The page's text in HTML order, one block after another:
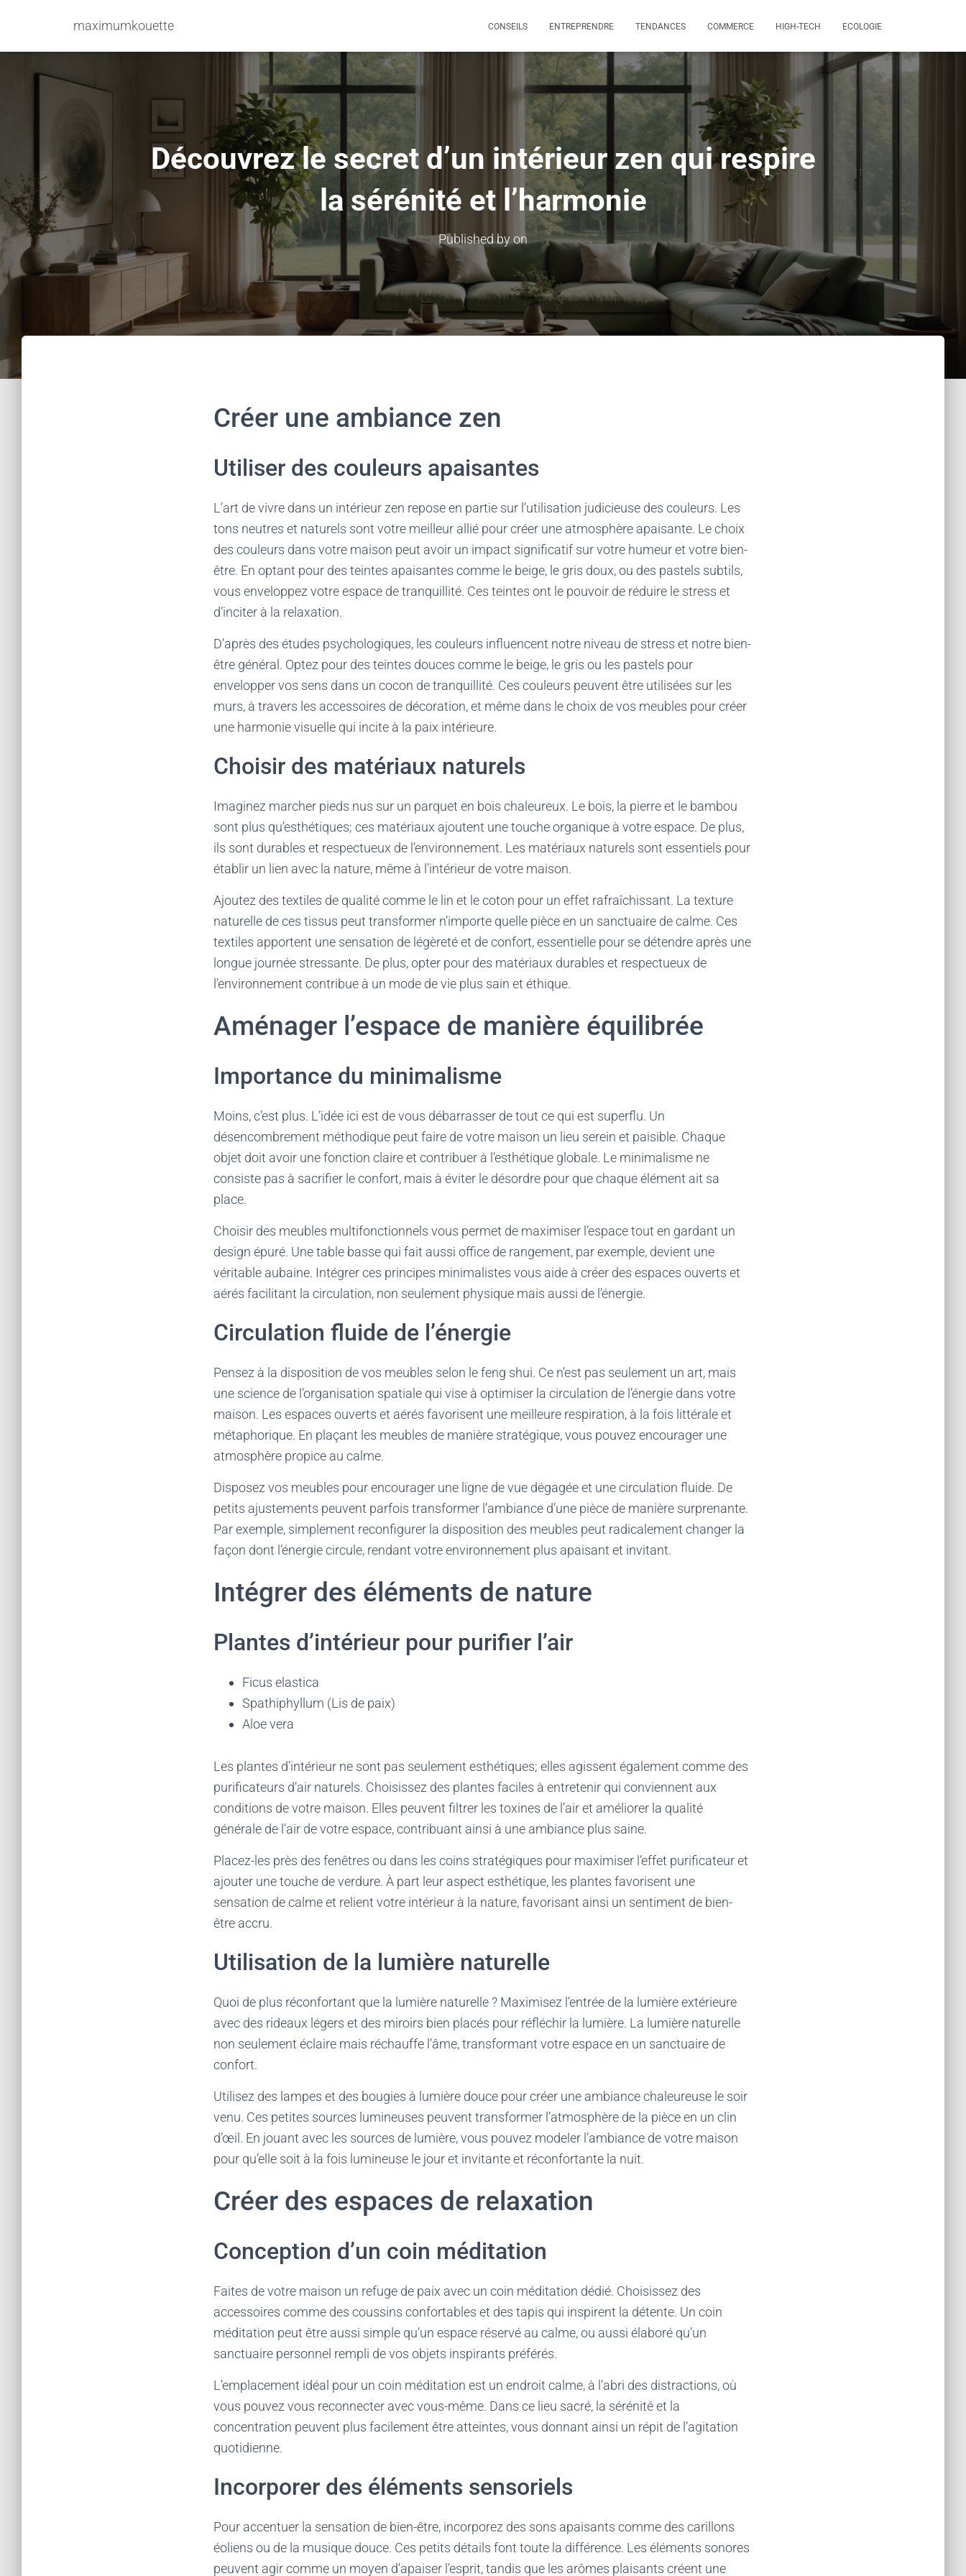
maximumkouette CONSEILS ENTREPRENDRE TENDANCES COMMERCE HIGH-TECH ECOLOGIE
Découvrez le secret d’un intérieur zen qui respire
la sérénité et l’harmonie
Published by on
Créer une ambiance zen
Utiliser des couleurs apaisantes
L’art de vivre dans un intérieur zen repose en partie sur l’utilisation judicieuse des couleurs. Les
tons neutres et naturels sont votre meilleur allié pour créer une atmosphère apaisante. Le choix
des couleurs dans votre maison peut avoir un impact significatif sur votre humeur et votre bien-
être. En optant pour des teintes apaisantes comme le beige, le gris doux, ou des pastels subtils,
vous enveloppez votre espace de tranquillité. Ces teintes ont le pouvoir de réduire le stress et
d’inciter à la relaxation.
D’après des études psychologiques, les couleurs influencent notre niveau de stress et notre bien-
être général. Optez pour des teintes douces comme le beige, le gris ou les pastels pour
envelopper vos sens dans un cocon de tranquillité. Ces couleurs peuvent être utilisées sur les
murs, à travers les accessoires de décoration, et même dans le choix de vos meubles pour créer
une harmonie visuelle qui incite à la paix intérieure.
Choisir des matériaux naturels
Imaginez marcher pieds nus sur un parquet en bois chaleureux. Le bois, la pierre et le bambou
sont plus qu’esthétiques; ces matériaux ajoutent une touche organique à votre espace. De plus,
ils sont durables et respectueux de l’environnement. Les matériaux naturels sont essentiels pour
établir un lien avec la nature, même à l’intérieur de votre maison.
Ajoutez des textiles de qualité comme le lin et le coton pour un effet rafraîchissant. La texture
naturelle de ces tissus peut transformer n’importe quelle pièce en un sanctuaire de calme. Ces
textiles apportent une sensation de légèreté et de confort, essentielle pour se détendre après une
longue journée stressante. De plus, opter pour des matériaux durables et respectueux de
l’environnement contribue à un mode de vie plus sain et éthique.
Aménager l’espace de manière équilibrée
Importance du minimalisme
Moins, c’est plus. L’idée ici est de vous débarrasser de tout ce qui est superflu. Un
désencombrement méthodique peut faire de votre maison un lieu serein et paisible. Chaque
objet doit avoir une fonction claire et contribuer à l’esthétique globale. Le minimalisme ne
consiste pas à sacrifier le confort, mais à éviter le désordre pour que chaque élément ait sa
place.
Choisir des meubles multifonctionnels vous permet de maximiser l’espace tout en gardant un
design épuré. Une table basse qui fait aussi office de rangement, par exemple, devient une
véritable aubaine. Intégrer ces principes minimalistes vous aide à créer des espaces ouverts et
aérés facilitant la circulation, non seulement physique mais aussi de l’énergie.
Circulation fluide de l’énergie
Pensez à la disposition de vos meubles selon le feng shui. Ce n’est pas seulement un art, mais
une science de l’organisation spatiale qui vise à optimiser la circulation de l’énergie dans votre
maison. Les espaces ouverts et aérés favorisent une meilleure respiration, à la fois littérale et
métaphorique. En plaçant les meubles de manière stratégique, vous pouvez encourager une
atmosphère propice au calme.
Disposez vos meubles pour encourager une ligne de vue dégagée et une circulation fluide. De
petits ajustements peuvent parfois transformer l’ambiance d’une pièce de manière surprenante.
Par exemple, simplement reconfigurer la disposition des meubles peut radicalement changer la
façon dont l’énergie circule, rendant votre environnement plus apaisant et invitant.
Intégrer des éléments de nature
Plantes d’intérieur pour purifier l’air
Ficus elastica
Spathiphyllum (Lis de paix)
Aloe vera
Les plantes d’intérieur ne sont pas seulement esthétiques; elles agissent également comme des
purificateurs d’air naturels. Choisissez des plantes faciles à entretenir qui conviennent aux
conditions de votre maison. Elles peuvent filtrer les toxines de l’air et améliorer la qualité
générale de l’air de votre espace, contribuant ainsi à une ambiance plus saine.
Placez-les près des fenêtres ou dans les coins stratégiques pour maximiser l’effet purificateur et
ajouter une touche de verdure. À part leur aspect esthétique, les plantes favorisent une
sensation de calme et relient votre intérieur à la nature, favorisant ainsi un sentiment de bien-
être accru.
Utilisation de la lumière naturelle
Quoi de plus réconfortant que la lumière naturelle ? Maximisez l’entrée de la lumière extérieure
avec des rideaux légers et des miroirs bien placés pour réfléchir la lumière. La lumière naturelle
non seulement éclaire mais réchauffe l’âme, transformant votre espace en un sanctuaire de
confort.
Utilisez des lampes et des bougies à lumière douce pour créer une ambiance chaleureuse le soir
venu. Ces petites sources lumineuses peuvent transformer l’atmosphère de la pièce en un clin
d’œil. En jouant avec les sources de lumière, vous pouvez modeler l’ambiance de votre maison
pour qu’elle soit à la fois lumineuse le jour et invitante et réconfortante la nuit.
Créer des espaces de relaxation
Conception d’un coin méditation
Faites de votre maison un refuge de paix avec un coin méditation dédié. Choisissez des
accessoires comme des coussins confortables et des tapis qui inspirent la détente. Un coin
méditation peut être aussi simple qu’un espace réservé au calme, ou aussi élaboré qu’un
sanctuaire personnel rempli de vos objets inspirants préférés.
L’emplacement idéal pour un coin méditation est un endroit calme, à l’abri des distractions, où
vous pouvez vous reconnecter avec vous-même. Dans ce lieu sacré, la sérénité et la
concentration peuvent plus facilement être atteintes, vous donnant ainsi un répit de l’agitation
quotidienne.
Incorporer des éléments sensoriels
Pour accentuer la sensation de bien-être, incorporez des sons apaisants comme des carillons
éoliens ou de la musique douce. Ces petits détails font toute la différence. Les éléments sonores
peuvent agir comme un moyen d’apaiser l’esprit, tandis que les arômes plaisants créent une